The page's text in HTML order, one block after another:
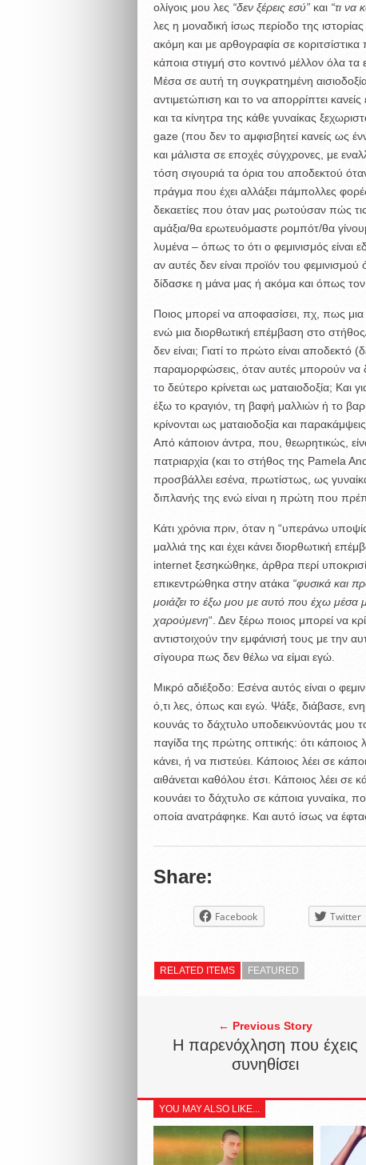
ολίγοις μου λες “δεν ξέρεις εσύ”και “τι να
λες η μοναδική ίσως περίοδο της
ακόμη και με αρθογραφία σε κοριτσίστικα
κάποια στιγμή στο κοντινό μέλλον όλα τα
Mέσα σε αυτή τη συγκρατημένη
αντιμετώπιση και το να απορρίπτει
και τα κίνητρα της κάθε γυναίκας
gaze (που δεν το αμφισβητεί κανείς ως
και μάλιστα σε εποχές σύγχρονες, με
τόση σιγουριά τα όρια του αποδεκτού
πράγμα που έχει αλλάξει πάμπολλες
δεκαετίες που όταν μας ρωτούσαν πώς
αμάξια/θα ερωτευόμαστε ρομπότ/θα
λυμένα – όπως το ότι ο φεμινισμός είναι
αν αυτές δεν είναι προϊόν του
δίδασκε η μάνα μας ή ακόμα και όπως τον
Ποιος μπορεί να αποφασίσει, πχ, πως μια
ενώ μια διορθωτική επέμβαση στο
δεν είναι; Γιατί το πρώτο είναι αποδεκτό
παραμορφώσεις, όταν αυτές μπορούν να
το δεύτερο κρίνεται ως ματαιοδοξία; Και
έξω το κραγιόν, τη βαφή μαλλιών ή το
κρίνονται ως ματαιοδοξία και
Από κάποιον άντρα, που, θεωρητικώς,
πατριαρχία (και το στήθος της Pamela
προσβάλλει εσένα, πρωτίστως, ως
διπλανής της ενώ είναι η πρώτη που
Κάτι χρόνια πριν, όταν η “υπεράνω
μαλλιά της και έχει κάνει διορθωτική
internet ξεσηκώθηκε, άρθρα περί
επικεντρώθηκα στην ατάκα “φυσικά και
μοιάζει το έξω μου με αυτό που έχω μέσα
χαρούμενη“. Δεν ξέρω ποιος μπορεί να
αντιστοιχούν την εμφάνισή τους με την
σίγουρα πως δεν θέλω να είμαι εγώ.
Μικρό αδιέξοδο: Εσένα αυτός είναι ο
ό,τι λες, όπως και εγώ. Ψάξε, διάβασε,
κουνάς το δάχτυλο υποδεικνύοντάς μου
παγίδα της πρώτης οπτικής: ότι κάποιος
κάνει, ή να πιστεύει. Κάποιος λέει σε
αιθάνεται καθόλου έτσι. Κάποιος λέει σε
κουνάει το δάχτυλο σε κάποια γυναίκα,
οποία ανατράφηκε. Και αυτό ίσως να
Share:
Facebook Twitter
RELATED ITEMS FEATURED
← Previous Story
H παρενόχληση που έχεις
συνηθίσει
YOU MAY ALSO LIKE...